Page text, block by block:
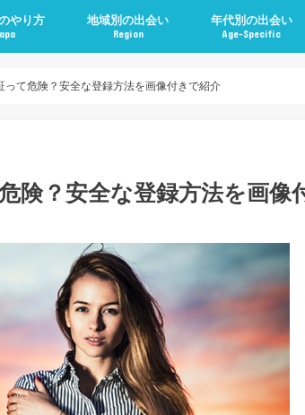
やり方 地域別の出会い
Region
年代別の出会い
Age-Specific
って危険？安全な登録方法を画像付きで紹介
険？安全な登録方法を画像